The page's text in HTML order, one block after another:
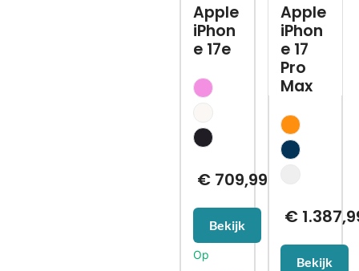
Apple
iPhon
e 17e
€709,99
Bekijk
Apple
iPhon
e 17
Pro
Max
€
Bekijk